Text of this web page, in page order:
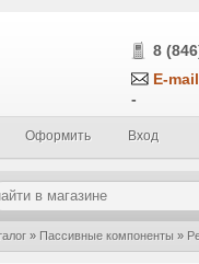
8
E-
-
Оформить Вход
» Пассивные компоненты »